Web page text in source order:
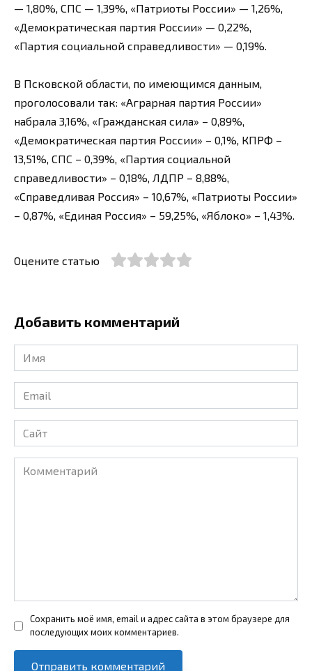
— 1,80%, СПС — 1,39%, «Патриоты России» — 1,26%,
«Демократическая партия России» — 0,22%,
«Партия социальной справедливости» — 0,19%.
В Псковской области, по имеющимся данным,
проголосовали так: «Аграрная партия России»
набрала 3,16%, «Гражданская сила» – 0,89%,
«Демократическая партия России» – 0,1%, КПРФ –
13,51%, СПС – 0,39%, «Партия социальной
справедливости» – 0,18%, ЛДПР – 8,88%,
«Справедливая Россия» – 10,67%, «Патриоты России»
– 0,87%, «Единая Россия» – 59,25%, «Яблоко» – 1,43%.
Оцените статью
Добавить комментарий
Имя
*
Email
*
Сайт
Комментарий
Сохранить моё имя, email и адрес сайта в этом браузере для
последующих моих комментариев.